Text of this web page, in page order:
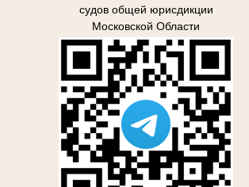
судов общей юрисдикции
Московской Области